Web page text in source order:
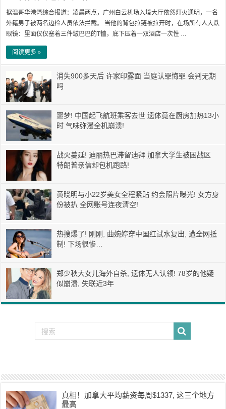
据温哥华港湾综合报道：凌晨两点，广州白云机场入境大厅依然灯火通明，一名
外籍男子被两名边检人员依法拦截。 当他的背包拉链被拉开时，在场所有人大跌
眼镜：里面仅仅塞着三件皱巴巴的T恤，底下压着一双酒店一次性 …
阅读更多 »
消失900多天后 许家印露面 当庭认罪悔罪 会判无期
吗
噩梦! 中国起飞航班乘客去世 遗体竟在厨房加热13小
时 气味弥漫全机崩溃!
战火蔓延! 迪丽热巴滞留迪拜 加拿大学生被困战区
特朗普亲信却包机跑路!
黄晓明与小22岁美女全程紧贴 约会照片曝光! 女方身
份被扒 全网账号连夜清空!
热搜爆了! 刚刚, 曲婉婷穿中国红试水复出, 遭全网抵
制! 下场很惨…
郑少秋大女儿海外自杀, 遗体无人认领! 78岁的他疑
似崩溃, 失联近3年
真相！加拿大平均薪资每周$1337, 这三个地方
最高